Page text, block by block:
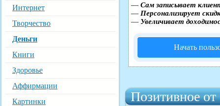
Интернет
Творчество
Деньги
Книги
Здоровье
Аффирмации
Картинки
— Сам записывает
— Персонализирует
— Увеличивает
Начать
Позитивное